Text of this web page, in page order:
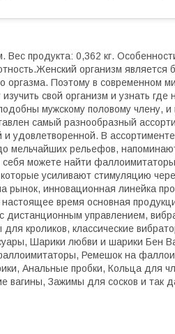
продукта: 0,362 кг.
организм является
Поэтому в современном
свой организм и узнать где
мужскому половому члену,
самый разнообразный
удовлетворенной. В
мельчайших рельефов,
можете найти
усиливают стимуляцию
инновационная линейка
время основная
дистанционным управлением,
кроликов, классические
Шарики любви и шарики Бен
Ремешок на
Анальные пробки, Кольца для
вагины, Зажимы для сосков и так